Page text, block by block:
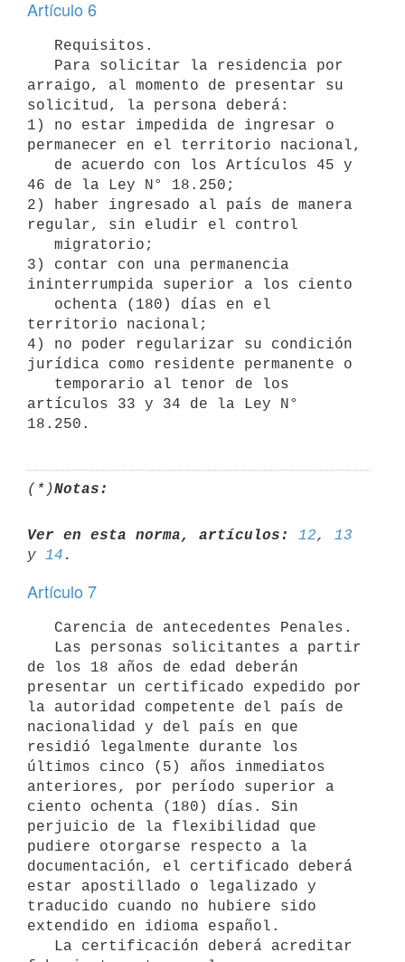
Artículo 6
arraigo, al momento de presentar su
solicitud, la persona deberá:
1) no estar impedida de ingresar o
permanecer en el territorio nacional,
46 de la Ley N° 18.250;
2) haber ingresado al país de manera
regular, sin eludir el control
3) contar con una permanencia
ininterrumpida superior a los ciento
territorio nacional;
4) no poder regularizar su condición
jurídica como residente permanente o
artículos 33 y 34 de la Ley N°
(*)Notas:
Ver en esta norma, artículos: 12, 13
y 14
Artículo 7
de los 18 años de edad deberán
presentar un certificado expedido por
la autoridad competente del país de
nacionalidad y del país en que
residió legalmente durante los
últimos cinco (5) años inmediatos
anteriores, por período superior a
ciento ochenta (180) días. Sin
perjuicio de la flexibilidad que
pudiere otorgarse respecto a la
documentación, el certificado deberá
estar apostillado o legalizado y
traducido cuando no hubiere sido
extendido en idioma español.